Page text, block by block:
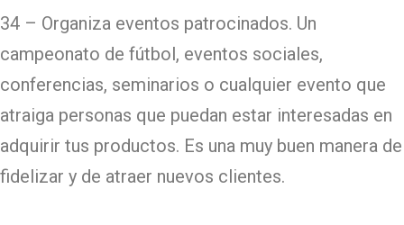
34 – Organiza eventos patrocinados. Un
campeonato de fútbol, eventos sociales,
conferencias, seminarios o cualquier evento que
atraiga personas que puedan estar interesadas en
adquirir tus productos. Es una muy buen manera de
fidelizar y de atraer nuevos clientes.